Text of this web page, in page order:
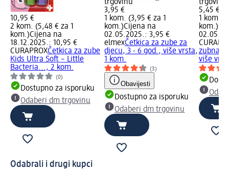
10,95 €
2 kom. (5,48 € za 1
kom.)Cijena na
18.12.2025.: 10,95 €
CURAPROXČetkica za zube
Kids Ultra Soft – Little
Bacteria..., 2 kom.
(0)
Dostupno za isporuku
Odaberi dm trgovinu
trgovinu
3,95 €
1 kom. (3,95 € za 1
kom.)Cijena na
02.05.2025.: 3,95 €
elmexČetkica za zube za
djecu, 3 - 6 god., više vrsta,
1 kom.
(3)
Obavijesti
Dostupno za isporuku
Odaberi dm trgovinu
trgovinu
5,45 €
1 kom.
kom.)
zubna
više
Odabrali i drugi kupci